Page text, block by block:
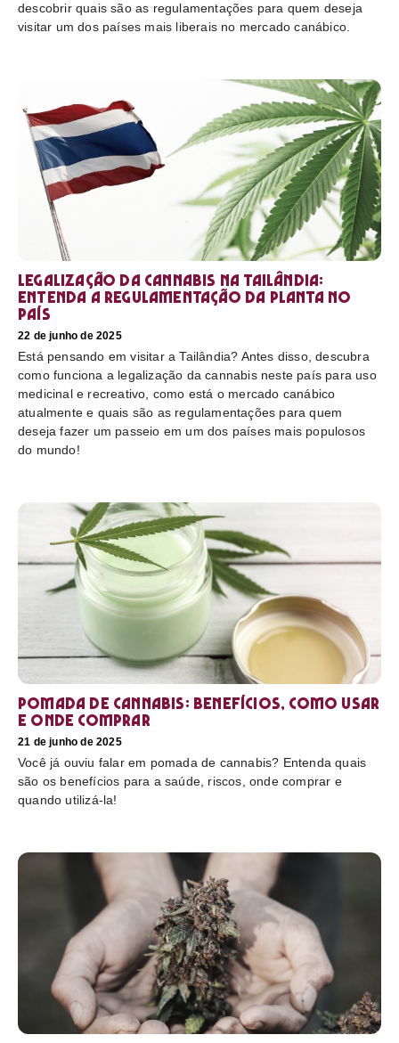
descobrir quais são as regulamentações para quem deseja
visitar um dos países mais liberais no mercado canábico.
Legalização da cannabis na Tailândia:
Entenda a regulamentação da planta no
país
22 de junho de 2025
Está pensando em visitar a Tailândia? Antes disso, descubra
como funciona a legalização da cannabis neste país para uso
medicinal e recreativo, como está o mercado canábico
atualmente e quais são as regulamentações para quem
deseja fazer um passeio em um dos países mais populosos
do mundo!
Pomada de cannabis: Benefícios, como usar
e onde comprar
21 de junho de 2025
Você já ouviu falar em pomada de cannabis? Entenda quais
são os benefícios para a saúde, riscos, onde comprar e
quando utilizá-la!